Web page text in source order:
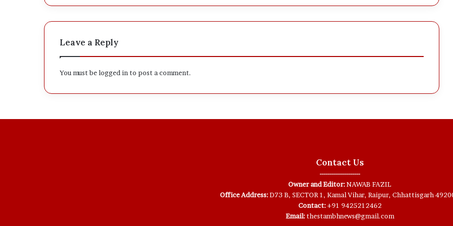
Leave a Reply
You must belogged in to post a comment.
Contact Us
--------------------
Owner and Editor:NAWAB FAZIL
Office Address:D73 B, SECTOR 1, Kamal Vihar, Raipur, Chhattisgarh
Contact:+91 9425212462
Email:thestambhnews@gmail.com